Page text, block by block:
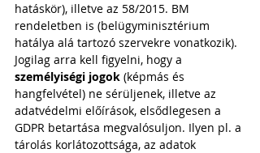
hatáskör), illetve az 58/2015. BM
rendeletben is (belügyminisztérium
hatálya alá tartozó szervekre vonatkozik).
Jogilag arra kell figyelni, hogy a
személyiségi jogok (képmás és
hangfelvétel) ne sérüljenek, illetve az
adatvédelmi előírások, elsődlegesen a
GDPR betartása megvalósuljon. Ilyen pl. a
tárolás korlátozottsága, az adatok